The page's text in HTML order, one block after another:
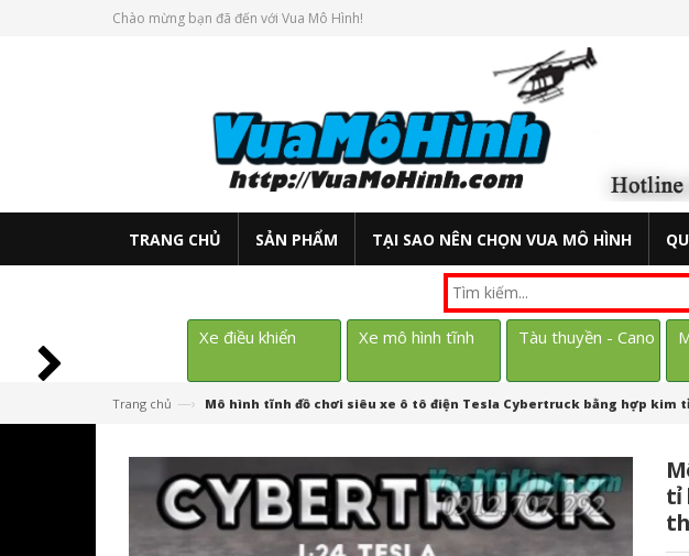
Chào mừng bạn đã đến với Vua Mô Hình!
TRANG CHỦ SẢN PHẨM TẠI SAO NÊN CHỌN VUA MÔ HÌNH
Xe điều khiển Xe mô hình tĩnh Tàu thuyền - Cano
Trang chủ —› Mô hình tĩnh đồ chơi siêu xe ô tô điện Tesla Cybertruck bằng hợp kim
tỉ